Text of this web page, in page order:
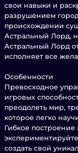
свои навыки и
разрушением
происхождении
Астральный Лорд,
Астральный Лорд
исполняет все
Особенности
Превосходное
игровых
преодолеть мир,
которое легко
Гибкое
создать свой